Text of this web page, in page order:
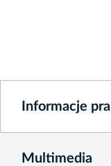
Informacje
Multimedia